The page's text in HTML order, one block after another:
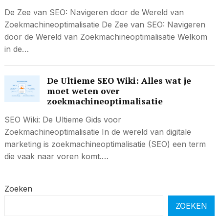
De Zee van SEO: Navigeren door de Wereld van
Zoekmachineoptimalisatie De Zee van SEO: Navigeren
door de Wereld van Zoekmachineoptimalisatie Welkom
in de…
De Ultieme SEO Wiki: Alles wat je
moet weten over
zoekmachineoptimalisatie
SEO Wiki: De Ultieme Gids voor
Zoekmachineoptimalisatie In de wereld van digitale
marketing is zoekmachineoptimalisatie (SEO) een term
die vaak naar voren komt.…
Zoeken
ZOEKEN